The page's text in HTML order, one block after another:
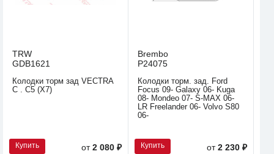
TRW
GDB1621
Колодки торм зад VECTRA
C . C5 (X7)
Купить от2 080 ₽
Brembo
P24075
Колодки торм. зад. Ford
Focus 09- Galaxy 06- Kuga
08- Mondeo 07- S-MAX 06-
LR Freelander 06- Volvo S80
06-
Купить от2 230 ₽